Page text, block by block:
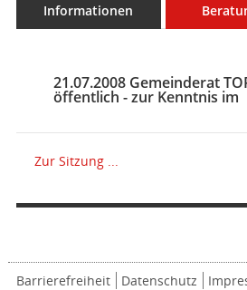
Informationen
21.07.2008 Gemeinderat
öffentlich - zur Kenntnis im
Zur Sitzung ...
Barrierefreiheit Datenschutz